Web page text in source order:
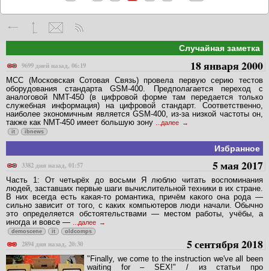
Случайная заметка
9699 дней назад, 06:19
18 января 2000
МСС (Московская Сотовая Связь) провела первую серию тестов
оборудования стандарта GSM-400. Предполагается переход с
аналоговой NMT-450 (в цифровой форме там передается только
служебная информация) на цифровой стандарт. Соответственно,
наиболее экономичным является GSM-400, из-за низкой частоты он,
также как NMT-450 имеет большую зону
...далее
it ibnews
Избранное
3382 дня назад, 01:57
5 мая 2017
Часть 1: От четырёх до восьми Я люблю читать воспоминания
людей, заставших первые шаги вычислительной техники в их стране.
В них всегда есть какая-то романтика, причём какого она рода —
сильно зависит от того, с каких компьютеров люди начали. Обычно
это определяется обстоятельствами — местом работы, учёбы, а
иногда и вовсе —
...далее
demoscene it oldcomps
2894 дня назад, 20:30 5 сентября 2018
"Finally, we come to the instruction we've all been
waiting for – SEX!" / из статьи про